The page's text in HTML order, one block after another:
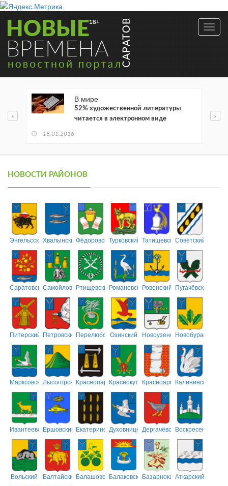
В мире
52% художественной литературы
читается в электронном виде
18.01.2016
НОВОСТИ РАЙОНОВ
ЭнгельсскийХвалынскийФёдоровскийТурковский ТатищевскийСоветский
СаратовскийСамойловскийРтищевскийРомановскийРовенский Пугачёвский
Питерский ПетровскийПерелюбскийОзинский НовоузенскийНовобурасский
МарксовскийЛысогорскийКраснопартизанский
КраснокутскийКрасноармейский
Калининский
ИвантеевскийЕршовский ЕкатериновскийДуховницкийДергачёвскийВоскресенский
Вольский БалтайскийБалашовскийБалаковскийБазарнокарабулакский
Аткарский